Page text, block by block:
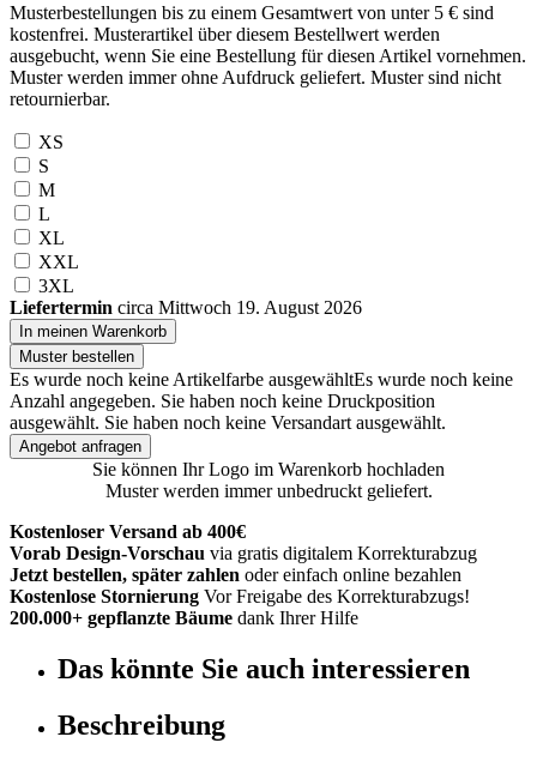
Musterbestellungen bis zu einem Gesamtwert von unter 5 € sind
kostenfrei. Musterartikel über diesem Bestellwert werden
ausgebucht, wenn Sie eine Bestellung für diesen Artikel vornehmen.
Muster werden immer ohne Aufdruck geliefert. Muster sind nicht
retournierbar.
XS
S
M
L
XL
XXL
3XL
Liefertermin circa Mittwoch 19. August 2026
In meinen Warenkorb
Muster bestellen
Es wurde noch keine Artikelfarbe ausgewähltEs wurde noch keine
Anzahl angegeben. Sie haben noch keine Druckposition
ausgewählt. Sie haben noch keine Versandart ausgewählt.
Angebot anfragen
Sie können Ihr Logo im Warenkorb hochladen
Muster werden immer unbedruckt geliefert.
Kostenloser Versand ab 400€
Vorab Design-Vorschau via gratis digitalem Korrekturabzug
Jetzt bestellen, später zahlen oder einfach online bezahlen
Kostenlose Stornierung Vor Freigabe des Korrekturabzugs!
200.000+ gepflanzte Bäume dank Ihrer Hilfe
Das könnte Sie auch interessieren
Beschreibung